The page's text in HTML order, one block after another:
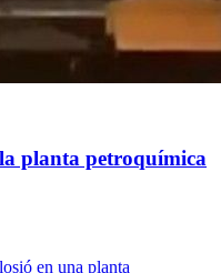
planta petroquímica